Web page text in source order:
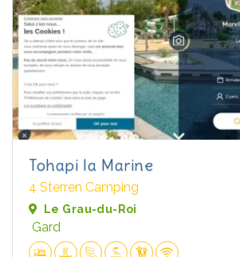
Tohapi la Marine
4 Sterren Camping
Le Grau-du-Roi
Gard